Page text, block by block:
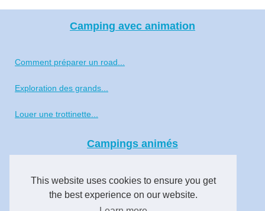
This website uses cookies to ensure you get
the best experience on our website.
Camping avec animation
Comment préparer un road...
Exploration des grands...
Louer une trottinette...
Campings animés
Profiter d’un camping avec...